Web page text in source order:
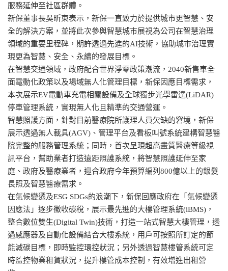
服務延伸至社區群體。
新保董事長吳昕東表示，新保一直致力於提供城市更智慧、安
全的解決方案，並將此次參與智慧城市展視為公司在智慧治理
領域的重要里程碑，期許透過先進的AI技術，協助城市治理實
現更為智慧、安全、永續的發展目標。
在智慧交通領域，政府配合世界淨零政策潮流，2040新售車全
面電動化政策以及場域無人化管理目標，新保因應目標需求，
本次展示EV電動車充電相關設備及全球獨步光學雷達(LiDAR)
停車管理系統，實現無人化且精準的交通營運。
智慧照護方面，針對目前醫療院所護理人員欠缺的窘境，新保
展示透過無人載具(AGV)、管理平台及看板叫號系統建構智慧醫
院完整的服務管理系統；同時，首次呈現超高畫質醫療等級視
訊平台，幫助業者打造遠距照護系統，將智慧照護延伸至家
庭、政府及醫療業者，迎合政府今年預算編列800億以上的銀髮
長照及智慧醫療需求。
在氣候變遷及ESG SDGs的浪潮下，新保回應政府在「氣候變遷
因應法」逐步徵收碳稅，展示最先進的大樓管理系統(iBMS)，
整合數位雙生(Digital Twin)技術，打造一站式智慧大樓管理，透
過感應器及自動化設備結合大樓系統，用戶可按照所訂定的節
能減碳目標，即時監控環控狀況；另外透過智慧樓管系統可定
時監控物業租賃狀況，提升樓管成本控制，有效增進出租營